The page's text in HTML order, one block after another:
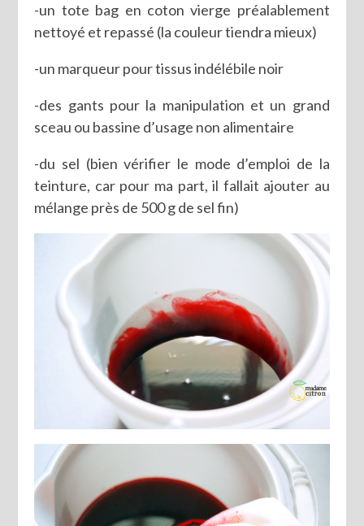
-un tote bag en coton vierge préalablement
nettoyé et repassé (la couleur tiendra mieux)
-un marqueur pour tissus indélébile noir
-des gants pour la manipulation et un grand
sceau ou bassine d’usage non alimentaire
-du sel (bien vérifier le mode d’emploi de la
teinture, car pour ma part, il fallait ajouter au
mélange près de 500 g de sel fin)